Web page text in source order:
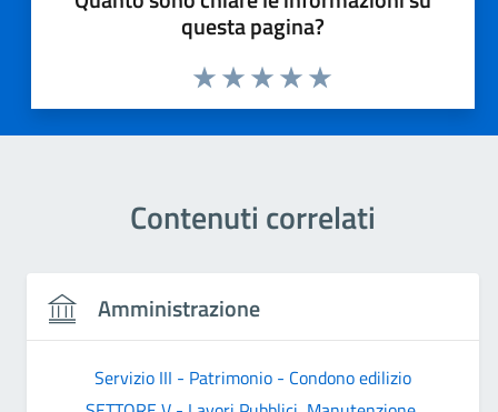
questa pagina?
Valuta 5 stelle su 5
Valuta 4 stelle su 5
Valuta 3 stelle su 5
Valuta 2 stelle su 5
Valuta 1 stelle su 5
Contenuti correlati
Amministrazione
Servizio III - Patrimonio - Condono edilizio